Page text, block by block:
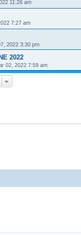
11:26 am
7:27 am
2022 3:30 pm
2022
02, 2022 7:59 am